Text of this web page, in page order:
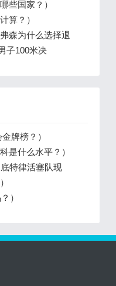
些国家？）
算？）
森为什么选择退
子100米决
牌榜？）
是什么水平？）
特律活塞队现
）